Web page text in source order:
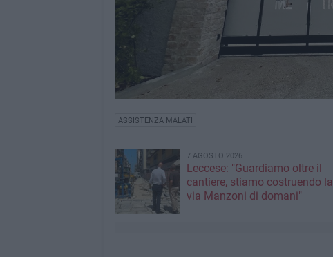
ASSISTENZA MALATI
7 AGOSTO 2026
Leccese: "Guardiamo oltre il
cantiere, stiamo costruendo la
via Manzoni di domani"